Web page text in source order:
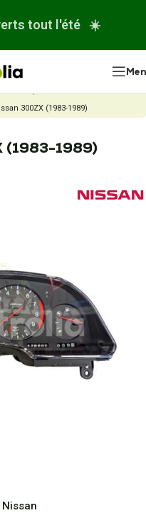
tout l'été ☀️
compteur de véhicule de
300ZX (1983-1989)
(1983-1989)